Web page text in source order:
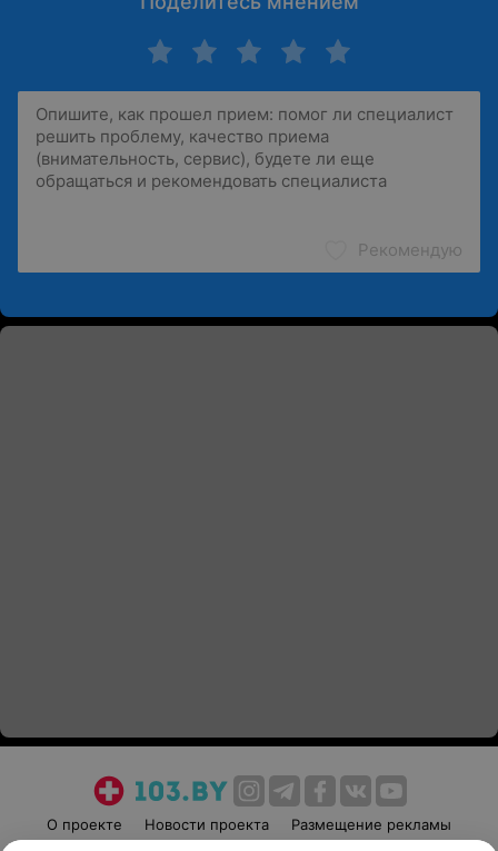
Рекомендую
О проекте Новости проекта
Размещение рекламы